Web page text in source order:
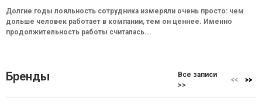
Долгие годы лояльность сотрудника измеряли очень просто: чем
дольше человек работает в компании, тем он ценнее. Именно
продолжительность работы считалась...
Бренды
Все записи
>>